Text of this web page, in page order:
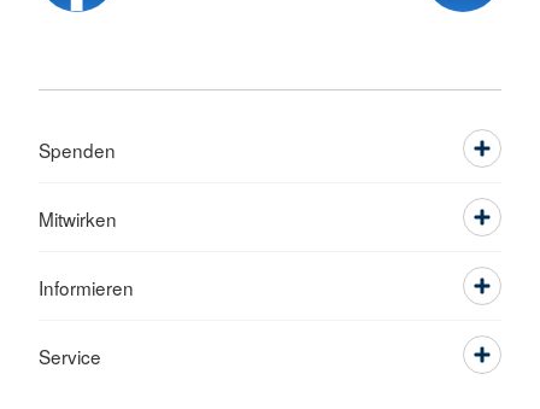
Spenden
Mitwirken
Informieren
Service